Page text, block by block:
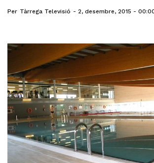
Per Tàrrega Televisió 2, desembre, 2015 -